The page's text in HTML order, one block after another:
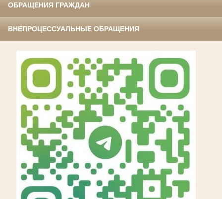
ОБРАЩЕНИЯ ГРАЖДАН
ВНЕПРОЦЕССУАЛЬНЫЕ ОБРАЩЕНИЯ